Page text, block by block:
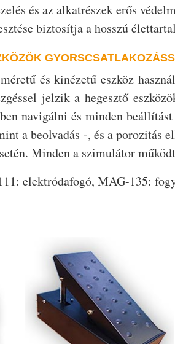
és az alkatrészek erős
biztosítja a hosszú
és kinézetű eszköz
jelzik a hegesztő
navigálni és minden
a beolvadás -, és a porozitás
Minden a szimulátor
elektródafogó, MAG-135: